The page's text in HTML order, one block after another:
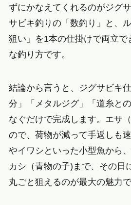
ずにかなえてくれるのがジグ
サビキ釣りの「数釣り」と、
狙い」を1本の仕掛けで両立で
な釣り方です。
結論から言うと、ジグサビキ
分」「メタルジグ」「道糸と
なぐだけで完成します。エサ
ので、荷物が減って手返しも
やイワシといった小型魚から
カシ（青物の子)まで、その日
丸ごと狙えるのが最大の魅力で